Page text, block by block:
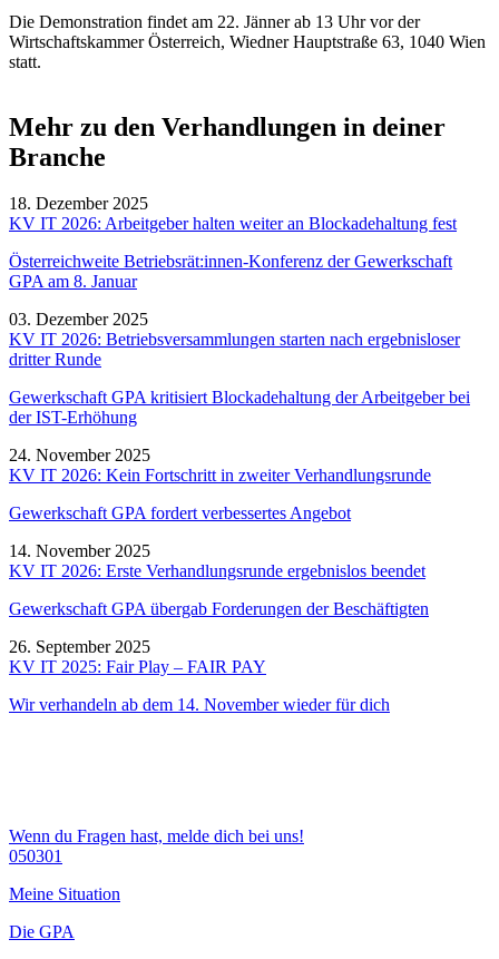
Die Demonstration findet am 22. Jänner ab 13 Uhr vor der
Wirtschaftskammer Österreich, Wiedner Hauptstraße 63, 1040 Wien
statt.
Mehr zu den Verhandlungen in deiner
Branche
18. Dezember 2025
KV IT 2026: Arbeitgeber halten weiter an Blockadehaltung fest
Österreichweite Betriebsrät:innen-Konferenz der Gewerkschaft
GPA am 8. Januar
03. Dezember 2025
KV IT 2026: Betriebsversammlungen starten nach ergebnisloser
dritter Runde
Gewerkschaft GPA kritisiert Blockadehaltung der Arbeitgeber bei
der IST-Erhöhung
24. November 2025
KV IT 2026: Kein Fortschritt in zweiter Verhandlungsrunde
Gewerkschaft GPA fordert verbessertes Angebot
14. November 2025
KV IT 2026: Erste Verhandlungsrunde ergebnislos beendet
Gewerkschaft GPA übergab Forderungen der Beschäftigten
26. September 2025
KV IT 2025: Fair Play – FAIR PAY
Wir verhandeln ab dem 14. Novemberwieder für dich
Wenn du Fragen hast, melde dich bei uns!
050301
Meine Situation
Die GPA